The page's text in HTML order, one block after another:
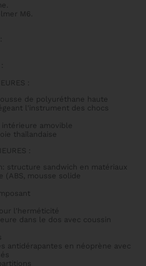
M6.
:
de polyuréthane haute
l'instrument des chocs
intérieure amovible
thaïlandaise
:
structure sandwich en matériaux
(ABS, mousse solide
l'herméticité
dans le dos avec coussin
antidérapantes en néoprène avec